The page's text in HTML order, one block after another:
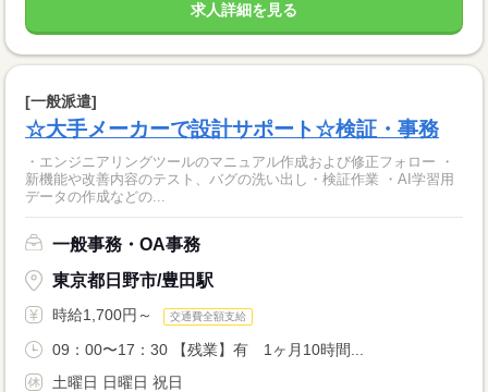
求人詳細を見る
[一般派遣]
☆大手メーカーで設計サポート☆検証・事務
・エンジニアリングツールのマニュアル作成および修正フォロー ・
新機能や改善内容のテスト、バグの洗い出し・検証作業 ・AI学習用
データの作成などの...
一般事務・OA事務
東京都日野市/豊田駅
時給1,700円～ 交通費全額支給
09：00〜17：30 【残業】有 1ヶ月10時間...
土曜日 日曜日 祝日